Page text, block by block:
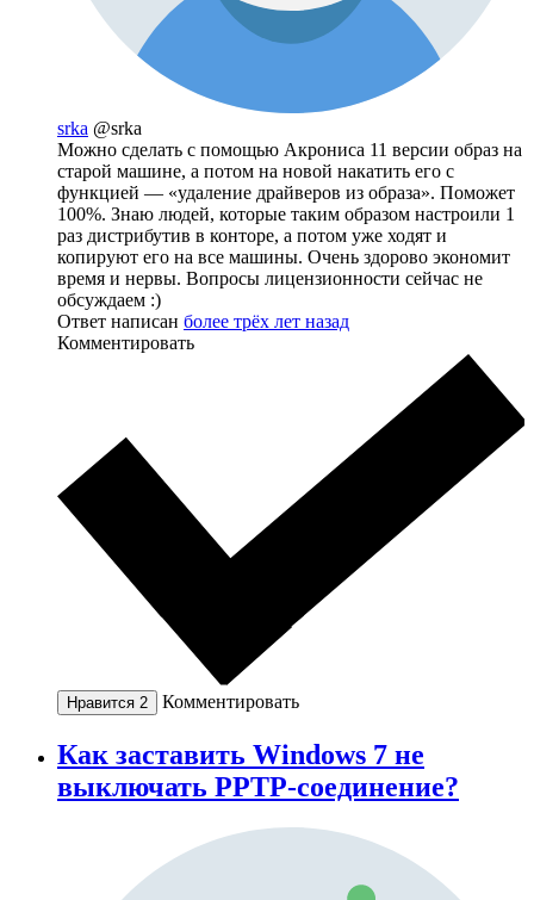
srka @srka
Можно сделать с помощью Акрониса 11 версии образ на
старой машине, а потом на новой накатить его с
функцией — «удаление драйверов из образа». Поможет
100%. Знаю людей, которые таким образом настроили 1
раз дистрибутив в конторе, а потом уже ходят и
копируют его на все машины. Очень здорово экономит
время и нервы. Вопросы лицензионности сейчас не
обсуждаем :)
Ответ написан более трёх лет назад
Комментировать
Нравится 2 Комментировать
Как заставить Windows 7 не
выключать PPTP-соединение?